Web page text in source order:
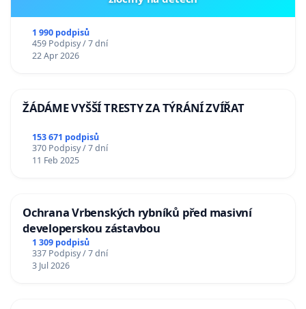
1 990 podpisů
459 Podpisy / 7 dní
22 Apr 2026
ŽÁDÁME VYŠŠÍ TRESTY ZA TÝRÁNÍ ZVÍŘAT
153 671 podpisů
370 Podpisy / 7 dní
11 Feb 2025
Ochrana Vrbenských rybníků před masivní
developerskou zástavbou
1 309 podpisů
337 Podpisy / 7 dní
3 Jul 2026